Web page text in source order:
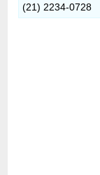
(21) 2234-0728